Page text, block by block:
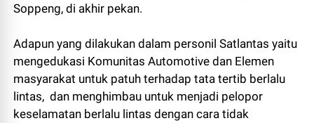
Soppeng, di akhir pekan.
Adapun yang dilakukan dalam personil Satlantas yaitu
mengedukasi Komunitas Automotive dan Elemen
masyarakat untuk patuh terhadap tata tertib berlalu
lintas, dan menghimbau untuk menjadi pelopor
keselamatan berlalu lintas dengan cara tidak